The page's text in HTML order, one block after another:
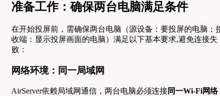
准备工作：确保两台电脑满足条件
在开始投屏前，需确保两台电脑（源设备：要投屏的电脑；
收端：显示投屏画面的电脑）满足以下基本要求,避免连接失
败：
网络环境：同一局域网
AirServer依赖局域网通信，两台电脑必须连接同一Wi-Fi网络